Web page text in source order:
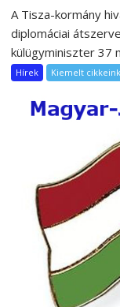
A Tisza-kormány
diplomáciai
külügyminiszter 37
Hírek Kiemelt cikkeink